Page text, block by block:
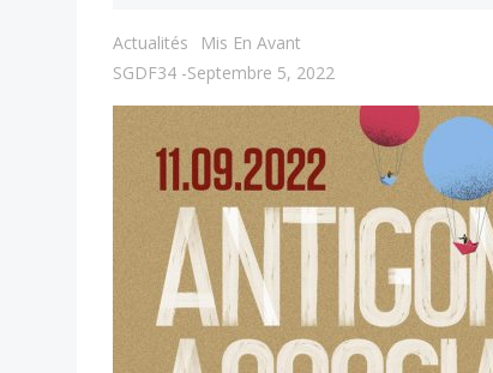
Actualités
Mis En Avant
SGDF34 -Septembre 5, 2022